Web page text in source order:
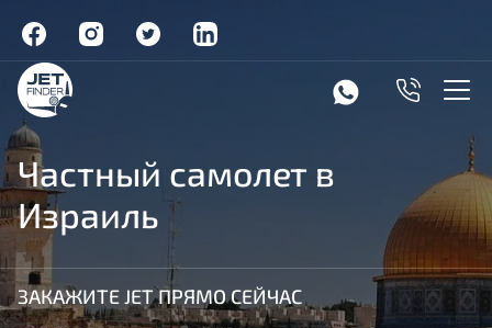
Частный самолет в
Израиль
ЗАКАЖИТЕ JET ПРЯМО СЕЙЧАС